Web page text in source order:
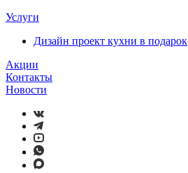
Услуги
Дизайн проект кухни в подарок
Акции
Контакты
Новости